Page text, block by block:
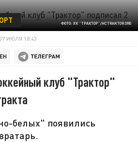
ФОТО: ХК "ТРАКТОР"/HCTRAKTOR.ORG
07 ИЮЛЯ 18:43
клуб "Трактор"
белых" появились